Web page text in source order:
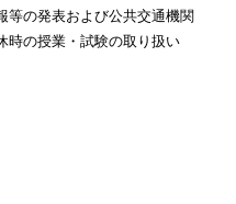
等の発表および公共交通機関
時の授業・試験の取り扱い